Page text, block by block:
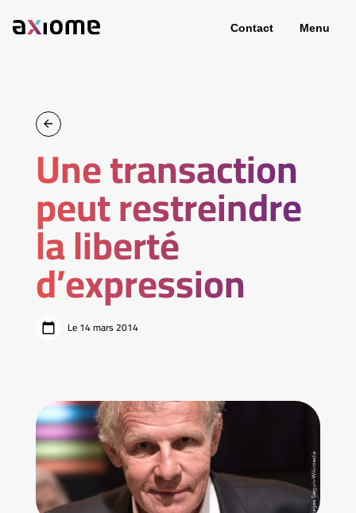
Contact Menu
Une transaction
peut restreindre
la liberté
d’expression
Le 14 mars 2014